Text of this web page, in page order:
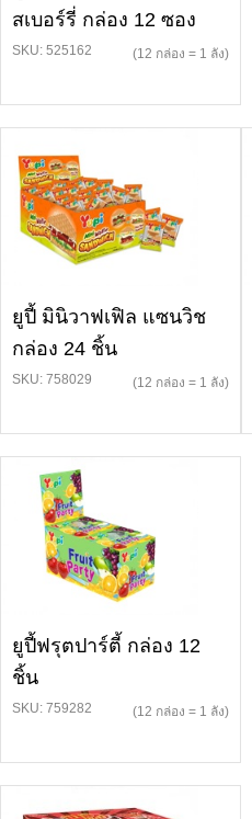
สเบอร์รี่ กล่อง 12 ซอง
SKU: 525162 (12 กล่อง = 1 ลัง)
ยูปี้ มินิวาฟเฟิล แซนวิช
กล่อง 24 ชิ้น
SKU: 758029 (12 กล่อง = 1 ลัง)
ยูปี้ฟรุตปาร์ตี้ กล่อง 12
ชิ้น
SKU: 759282 (12 กล่อง = 1 ลัง)